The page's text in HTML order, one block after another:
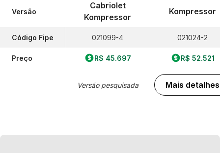
Versão
Código Fipe
Preço
Cabriolet
Kompressor
021099-4
R$ 45.697
Versão pesquisada
Kompressor
021024-2
R$ 52.521
Mais detalhes